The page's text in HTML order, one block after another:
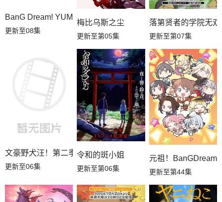
BanG Dream! YUME∞MITA
更新至08集
梅比乌斯之尘
更新至第05集
落第贤者的学院无
更新至第07集
文豪野犬汪！第二季
更新至06集
令和的斑小姐
更新至第06集
元祖！BanGDream
更新至第44集